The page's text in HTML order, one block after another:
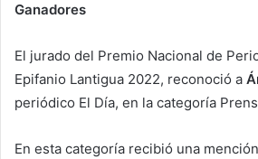
Ganadores
El jurado del Premio Nacional de
Epifanio Lantigua 2022, reconoció a
periódico El Día, en la categoría
En esta categoría recibió una